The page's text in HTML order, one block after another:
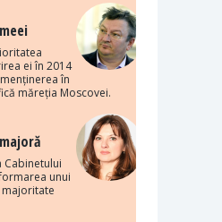
ei în 2014
în
măreția Moscovei.
Cabinetului
unui